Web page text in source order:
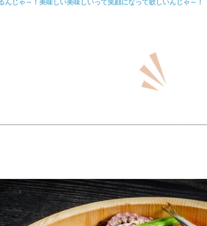
んじゃ～！美味しい美味しいって笑顔になって欲しいんじゃ～！